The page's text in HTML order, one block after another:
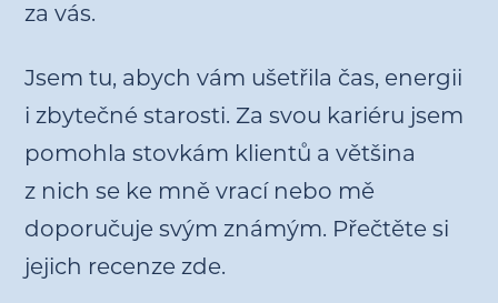
za vás.
Jsem tu, abych vám ušetřila čas, energii
i zbytečné starosti. Za svou kariéru jsem
pomohla stovkám klientů a většina
z nich se ke mně vrací nebo mě
doporučuje svým známým. Přečtěte si
jejich recenze zde.